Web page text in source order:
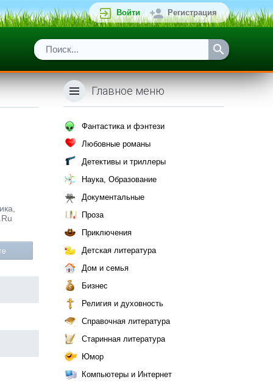
Войти Регистрация
Главное меню
Фантастика и фэнтези
Любовные романы
Детективы и триллеры
Наука, Образование
Документальные
Проза
Приключения
Детская литература
Дом и семья
Бизнес
Религия и духовность
Справочная литература
Старинная литература
Юмор
Компьютеры и Интернет